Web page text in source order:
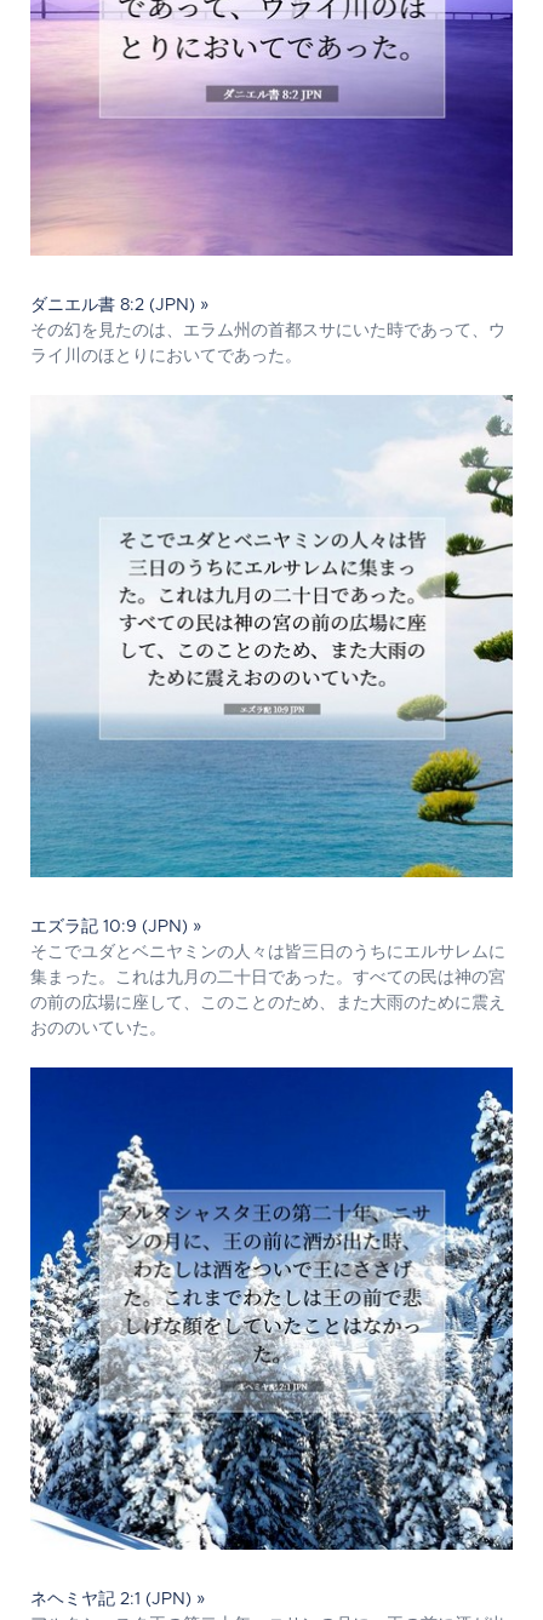
ダニエル書 8:2 (JPN) »
その幻を見たのは、エラム州の首都スサにいた時であって、ウ
ライ川のほとりにおいてであった。
エズラ記 10:9 (JPN) »
そこでユダとベニヤミンの人々は皆三日のうちにエルサレムに
集まった。これは九月の二十日であった。すべての民は神の宮
の前の広場に座して、このことのため、また大雨のために震え
おののいていた。
ネヘミヤ記 2:1 (JPN) »